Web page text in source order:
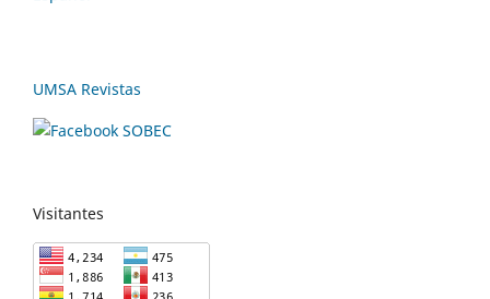
UMSA Revistas
Visitantes